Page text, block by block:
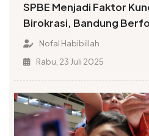
SPBE Menjadi Faktor
Birokrasi, Bandung
Tinggi Indeks
Nofal Habibillah
Rabu, 23 Juli 2025